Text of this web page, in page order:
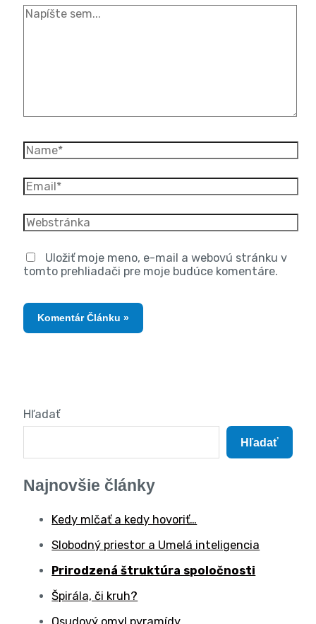
Uložiť moje meno, e-mail a webovú stránku v
tomto prehliadači pre moje budúce komentáre.
Hľadať
Hľadať
Najnovšie články
Kedy mlčať a kedy hovoriť…
Slobodný priestor a Umelá inteligencia
Prirodzená štruktúra spoločnosti
Špirála, či kruh?